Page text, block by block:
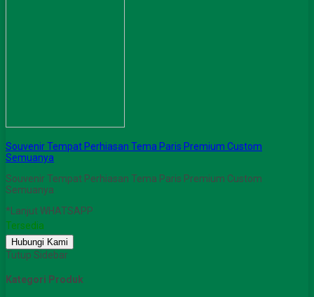
Souvenir Tempat Perhiasan Tema Paris Premium Custom
Semuanya
Souvenir Tempat Perhiasan Tema Paris Premium Custom
Semuanya
*Lanjut WHATSAPP
Tersedia
Hubungi Kami
Tutup Sidebar
Kategori Produk